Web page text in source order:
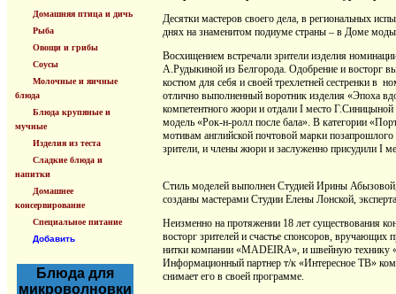
Домашняя птица и дичь
Рыба
Овощи и грибы
Соусы
Молочные и яичные
блюда
Блюда крупяные и
мучные
Изделия из теста
Сладкие блюда и
напитки
Домашнее
консервирование
Специальное питание
Добавить
Блюда для
микроволновки
Десятки мастеров своего дела, в региональных
днях на знаменитом подиуме страны – в Доме
Восхищением встречали зрители изделия
А.Рудыкиной из Белгорода. Одобрение и восторг
костюм для себя и своей трехлетней сестренки в
отлично выполненный воротник изделия «Эпоха
компетентного жюри и отдали I место
модель «Рок-н-ролл после бала». В категории
мотивам английской почтовой марки
зрители, и члены жюри и заслуженно присудили I
Стиль моделей выполнен Студией Ирины
созданы мастерами Студии Елены Лонской,
Неизменно на протяжении 18 лет существования
восторг зрителей и счастье спонсоров, вручающих
нитки компании «MADEIRA», и швейную технику
Информационный партнер т/к «Интересное ТВ»
снимает его в своей программе.